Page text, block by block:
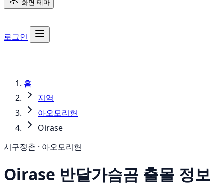
화면 테마
로그인
홈
지역
아오모리현
Oirase
시구정촌 · 아오모리현
Oirase 반달가슴곰 출몰 정보